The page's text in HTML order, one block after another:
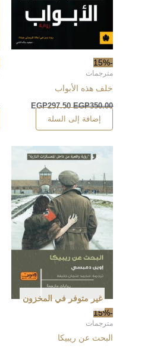
-15%
مترجمات
خلف هذه الأبواب
EGP350.00
EGP297.50
إضافة إلى السلة
-15%
غير متوفر في المخزون
مترجمات
البحث عن ريبيكا